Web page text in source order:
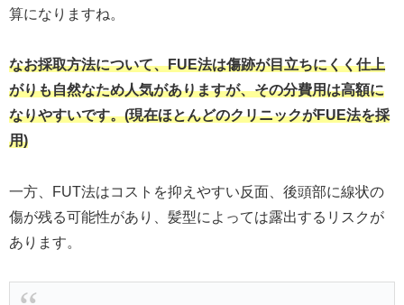
算になりますね。
なお採取方法について、FUE法は傷跡が目立ちにくく仕上
がりも自然なため人気がありますが、その分費用は高額に
なりやすいです。(現在ほとんどのクリニックがFUE法を採
用)
一方、FUT法はコストを抑えやすい反面、後頭部に線状の
傷が残る可能性があり、髪型によっては露出するリスクが
あります。